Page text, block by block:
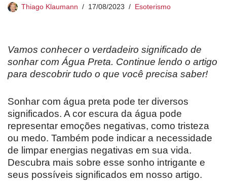
Thiago Klaumann 17/08/2023 Esoterismo
Vamos conhecer o verdadeiro significado de
sonhar com Água Preta. Continue lendo o artigo
para descobrir tudo o que você precisa saber!
Sonhar com água preta pode ter diversos
significados. A cor escura da água pode
representar emoções negativas, como tristeza
ou medo. Também pode indicar a necessidade
de limpar energias negativas em sua vida.
Descubra mais sobre esse sonho intrigante e
seus possíveis significados em nosso artigo.